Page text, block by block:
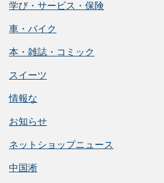
学び・サービス・保険
車・バイク
本・雑誌・コミック
スイーツ
情報な
お知らせ
ネットショップニュース
中国淅